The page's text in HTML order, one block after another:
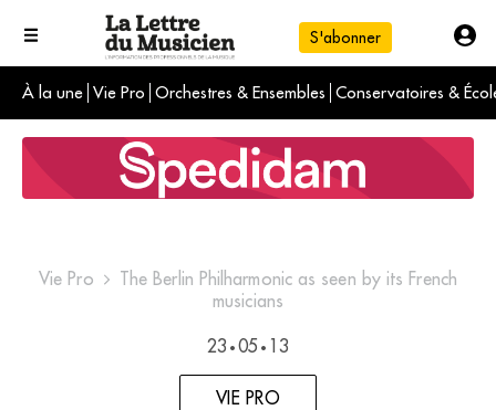
S'abonner
À la une Vie Pro Orchestres & Ensembles Conservatoires &
L'info du jour
Le numéro du mois
International
Vie Pro
The Berlin Philharmonic as seen by its French
musicians
23 • 05 • 13
VIE PRO